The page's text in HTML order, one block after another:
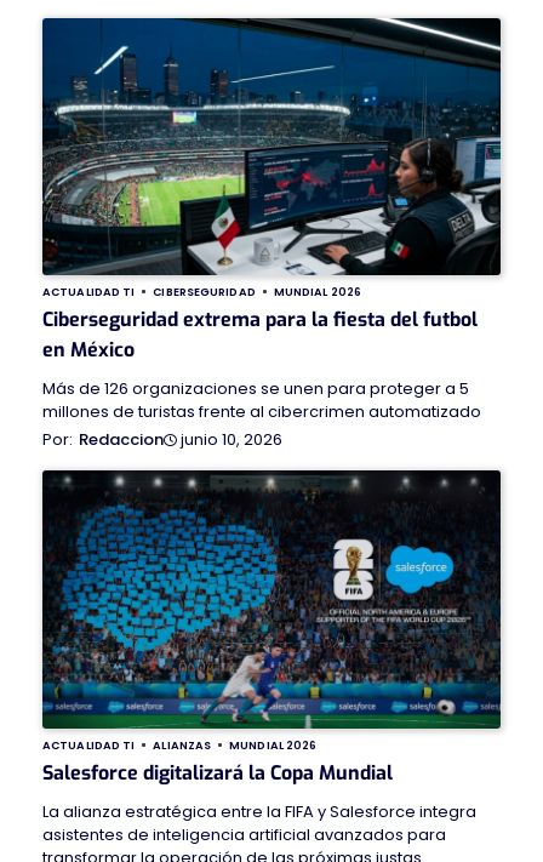
ACTUALIDAD TI CIBERSEGURIDAD MUNDIAL 2026
Ciberseguridad extrema para la fiesta del futbol
en México
Más de 126 organizaciones se unen para proteger a 5
millones de turistas frente al cibercrimen automatizado
Redaccion
junio 10, 2026
ACTUALIDAD TI ALIANZAS MUNDIAL 2026
Salesforce digitalizará la Copa Mundial
La alianza estratégica entre la FIFA y Salesforce integra
asistentes de inteligencia artificial avanzados para